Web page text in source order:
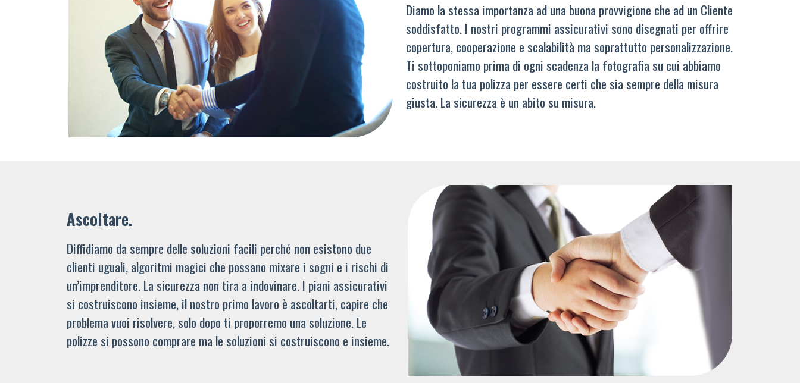
Diamo la stessa importanza ad una buona provvigione che ad un Cliente
soddisfatto. I nostri programmi assicurativi sono disegnati per offrire
copertura, cooperazione e scalabilità ma soprattutto personalizzazione.
Ti sottoponiamo prima di ogni scadenza la fotografia su cui abbiamo
costruito la tua polizza per essere certi che sia sempre della misura
giusta. La sicurezza è un abito su misura.
Ascoltare.
Diffidiamo da sempre delle soluzioni facili perché non esistono due
clienti uguali, algoritmi magici che possano mixare i sogni e i rischi di
un’imprenditore. La sicurezza non tira a indovinare. I piani assicurativi
si costruiscono insieme, il nostro primo lavoro è ascoltarti, capire che
problema vuoi risolvere, solo dopo ti proporremo una soluzione. Le
polizze si possono comprare ma le soluzioni si costruiscono e insieme.